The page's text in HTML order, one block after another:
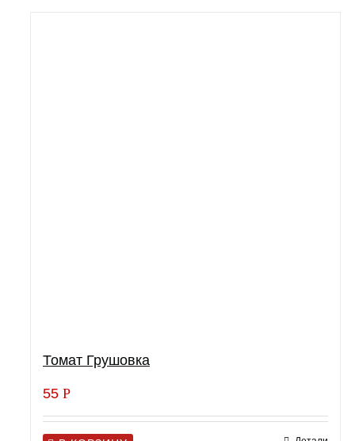
Томат Грушовка
55 Р